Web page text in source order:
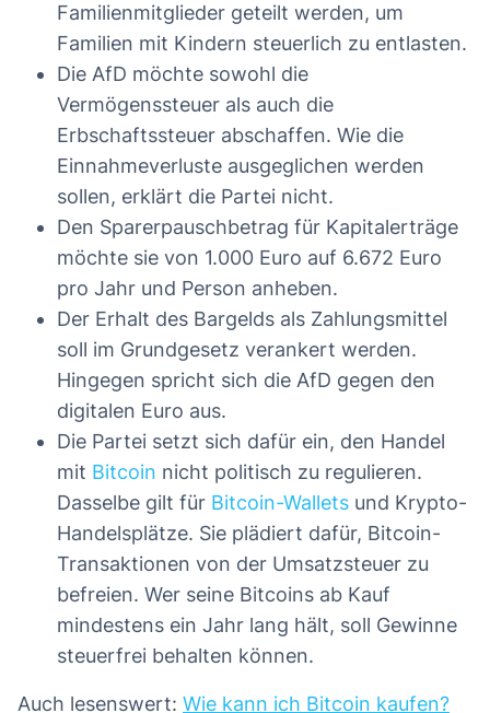
Familienmitglieder geteilt werden, um
Familien mit Kindern steuerlich zu entlasten.
Die AfD möchte sowohl die
Vermögenssteuer als auch die
Erbschaftssteuer abschaffen. Wie die
Einnahmeverluste ausgeglichen werden
sollen, erklärt die Partei nicht.
Den Sparerpauschbetrag für Kapitalerträge
möchte sie von 1.000 Euro auf 6.672 Euro
pro Jahr und Person anheben.
Der Erhalt des Bargelds als Zahlungsmittel
soll im Grundgesetz verankert werden.
Hingegen spricht sich die AfD gegen den
digitalen Euro aus.
Die Partei setzt sich dafür ein, den Handel
mit Bitcoin nicht politisch zu regulieren.
Dasselbe gilt für Bitcoin-Wallets und Krypto-
Handelsplätze. Sie plädiert dafür, Bitcoin-
Transaktionen von der Umsatzsteuer zu
befreien. Wer seine Bitcoins ab Kauf
mindestens ein Jahr lang hält, soll Gewinne
steuerfrei behalten können.
Auch lesenswert: Wie kann ich Bitcoin kaufen?